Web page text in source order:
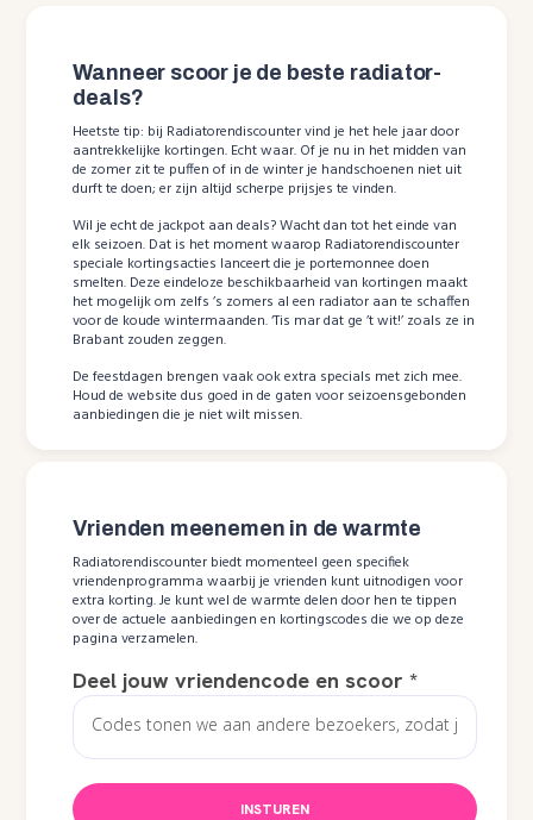
Wanneer scoor je de beste radiator-
deals?
Heetste tip: bij Radiatorendiscounter vind je het hele jaar door
aantrekkelijke kortingen. Echt waar. Of je nu in het midden van
de zomer zit te puffen of in de winter je handschoenen niet uit
durft te doen; er zijn altijd scherpe prijsjes te vinden.
Wil je echt de jackpot aan deals? Wacht dan tot het einde van
elk seizoen. Dat is het moment waarop Radiatorendiscounter
speciale kortingsacties lanceert die je portemonnee doen
smelten. Deze eindeloze beschikbaarheid van kortingen maakt
het mogelijk om zelfs ’s zomers al een radiator aan te schaffen
voor de koude wintermaanden. ‘Tis mar dat ge ’t wit!’ zoals ze in
Brabant zouden zeggen.
De feestdagen brengen vaak ook extra specials met zich mee.
Houd de website dus goed in de gaten voor seizoensgebonden
aanbiedingen die je niet wilt missen.
Vrienden meenemen in de warmte
Radiatorendiscounter biedt momenteel geen specifiek
vriendenprogramma waarbij je vrienden kunt uitnodigen voor
extra korting. Je kunt wel de warmte delen door hen te tippen
over de actuele aanbiedingen en kortingscodes die we op deze
pagina verzamelen.
Deel jouw vriendencode en scoor*
INSTUREN